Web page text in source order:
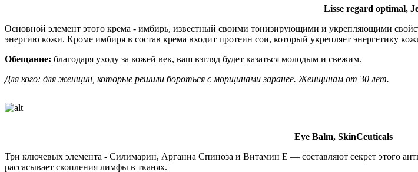
Lisse regard optimal,
Основной элемент этого крема - имбирь, известный своими тонизирующими и укрепляющими
энергию кожи. Кроме имбиря в состав крема входит протеин сои, который укрепляет энергетику
Обещание: благодаря уходу за кожей век, ваш взгляд будет казаться молодым и свежим.
Для кого: для женщин, которые решили бороться с морщинами заранее. Женщинам от 30 лет.
Eye Balm, SkinCeuticals
Три ключевых элемента - Силимарин, Арганиа Спиноза и Витамин Е — составляют секрет этого
рассасывает скопления лимфы в тканях.